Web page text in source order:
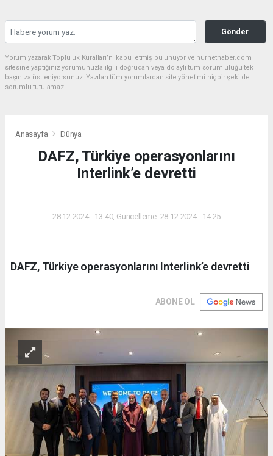
Gönder
Yorum yazarak Topluluk Kuralları’nı kabul etmiş bulunuyor ve hurnethaber.com
sitesine yaptığınız yorumunuzla ilgili doğrudan veya dolaylı tüm sorumluluğu tek
başınıza üstleniyorsunuz. Yazılan tüm yorumlardan site yönetimi hiçbir şekilde
sorumlu tutulamaz.
Anasayfa Dünya
DAFZ, Türkiye operasyonlarını
Interlink’e devretti
28.12.2024 - 13:40, Güncelleme: 28.12.2024 - 14:25
DAFZ, Türkiye operasyonlarını Interlink’e devretti
ABONE OL